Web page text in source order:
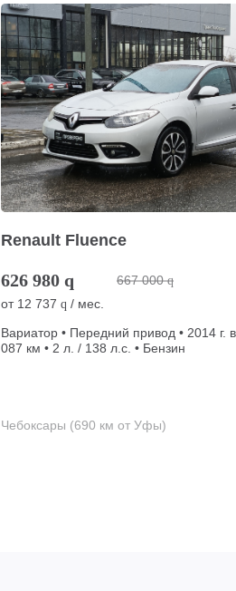
Renault Fluence
626 980 q 667 000 q
от 12 737 q / мес.
Вариатор • Передний привод • 2014 г.
087 км • 2 л. / 138 л.с. • Бензин
Чебоксары (690 км от Уфы)